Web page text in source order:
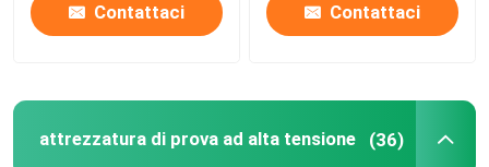
Contattaci Contattaci
attrezzatura di prova ad alta tensione (36)